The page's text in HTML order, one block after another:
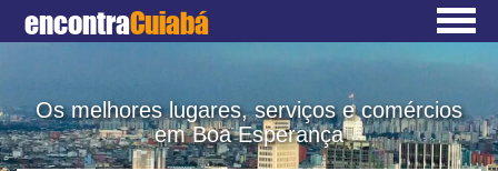
encontraCuiabá
Os melhores lugares, serviços e comércios
em Boa Esperança